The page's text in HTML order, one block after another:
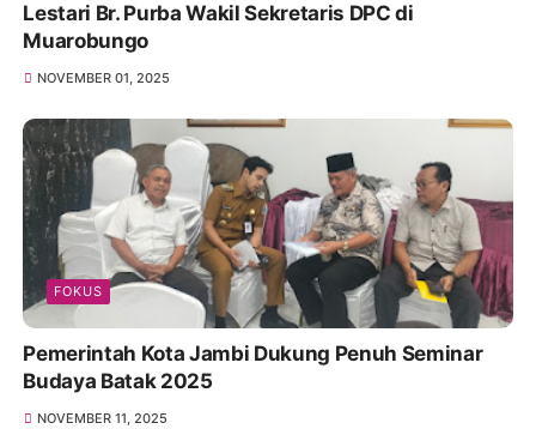
Lestari Br. Purba Wakil Sekretaris DPC di
Muarobungo
NOVEMBER 01, 2025
FOKUS
Pemerintah Kota Jambi Dukung Penuh Seminar
Budaya Batak 2025
NOVEMBER 11, 2025